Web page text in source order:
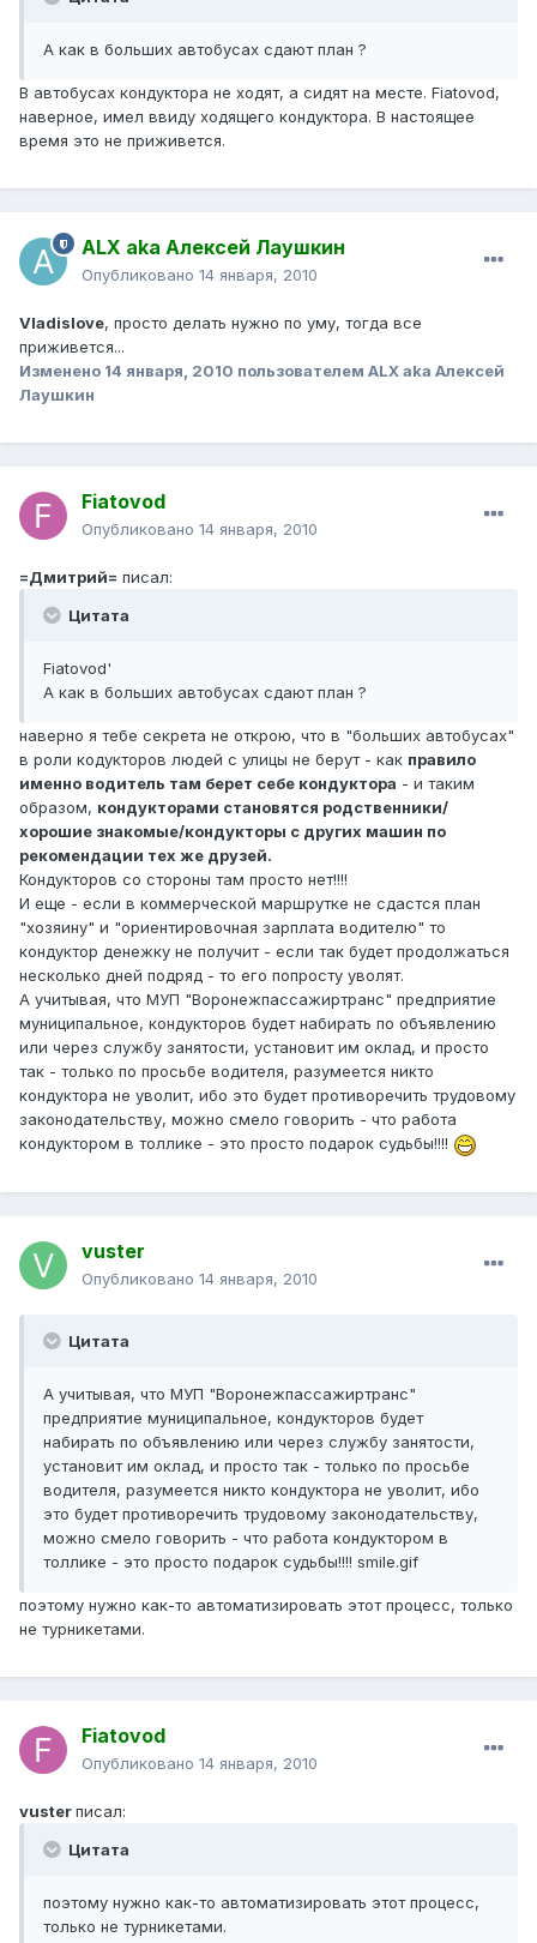
А как в больших автобусах сдают план ?
В автобусах кондуктора не ходят, а сидят на месте. Fiatovod,
наверное, имел ввиду ходящего кондуктора. В настоящее
время это не приживется.
ALX aka Алексей Лаушкин
Опубликовано 14 января, 2010
Vladislove, просто делать нужно по уму, тогда все
приживется...
Изменено 14 января, 2010 пользователем ALX aka Алексей
Лаушкин
Fiatovod
Опубликовано 14 января, 2010
=Дмитрий= писал:
Цитата
Fiatovod'
А как в больших автобусах сдают план ?
наверно я тебе секрета не открою, что в "больших автобусах"
в роли кодукторов людей с улицы не берут - как правило
именно водитель там берет себе кондуктора - и таким
образом, кондукторами становятся родственники/
хорошие знакомые/кондукторы с других машин по
рекомендации тех же друзей.
Кондукторов со стороны там просто нет!!!!
И еще - если в коммерческой маршрутке не сдастся план
"хозяину" и "ориентировочная зарплата водителю" то
кондуктор денежку не получит - если так будет продолжаться
несколько дней подряд - то его попросту уволят.
А учитывая, что МУП "Воронежпассажиртранс" предприятие
муниципальное, кондукторов будет набирать по объявлению
или через службу занятости, установит им оклад, и просто
так - только по просьбе водителя, разумеется никто
кондуктора не уволит, ибо это будет противоречить трудовому
законодательству, можно смело говорить - что работа
кондуктором в толлике - это просто подарок судьбы!!!!
vuster
Опубликовано 14 января, 2010
Цитата
А учитывая, что МУП "Воронежпассажиртранс"
предприятие муниципальное, кондукторов будет
набирать по объявлению или через службу занятости,
установит им оклад, и просто так - только по просьбе
водителя, разумеется никто кондуктора не уволит, ибо
это будет противоречить трудовому законодательству,
можно смело говорить - что работа кондуктором в
толлике - это просто подарок судьбы!!!! smile.gif
поэтому нужно как-то автоматизировать этот процесс, только
не турникетами.
Fiatovod
Опубликовано 14 января, 2010
vusterписал:
Цитата
поэтому нужно как-то автоматизировать этот процесс,
только не турникетами.